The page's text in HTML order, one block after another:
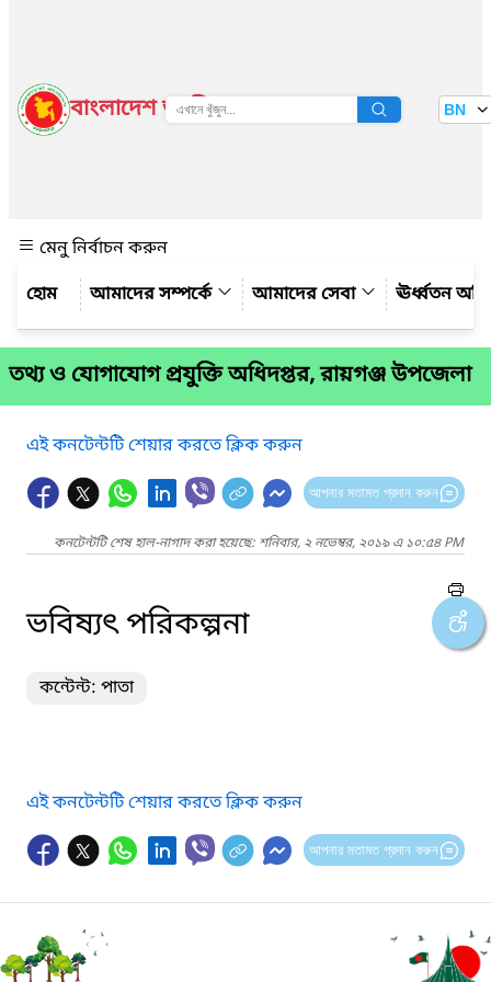
বাংলাদেশ জাতীয় তথ্য বাতায়ন BN
মেনু নির্বাচন করুন
আমাদের সম্পর্কে
আমাদের সেবা ঊর্ধ্বতন
তথ্য ও যোগাযোগ প্রযুক্তি অধিদপ্তর, রায়গঞ্জ উপজেলা
এই কনটেন্টটি শেয়ার করতে ক্লিক করুন
আপনার মতামত প্রদান করুন
কনটেন্টটি শেষ হাল-নাগাদ করা হয়েছে: শনিবার, ২ নভেম্বর, ২০১৯ এ ১০:৫৪ PM
ভবিষ্যৎ পরিকল্পনা
কন্টেন্ট: পাতা
এই কনটেন্টটি শেয়ার করতে ক্লিক করুন
আপনার মতামত প্রদান করুন